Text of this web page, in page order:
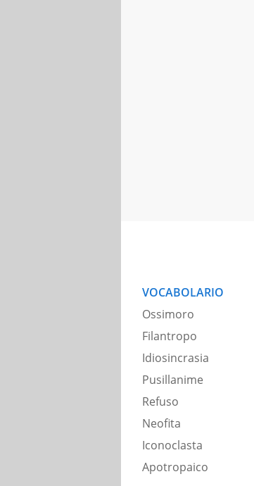
VOCABOLARIO
Ossimoro
Filantropo
Idiosincrasia
Pusillanime
Refuso
Neofita
Iconoclasta
Apotropaico